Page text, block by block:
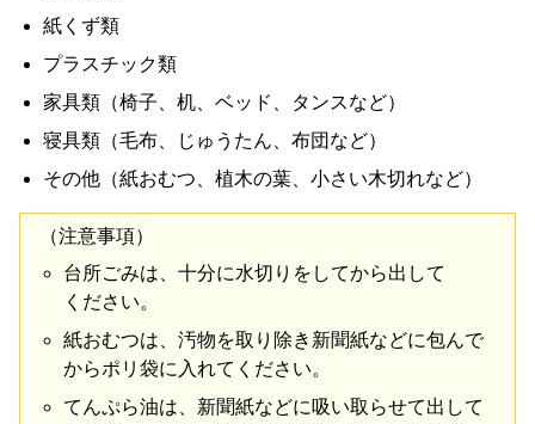
紙くず類
プラスチック類
家具類 （椅子 机 ベッド タンスなど）
寝具類 （毛布 じゅうたん 布団 など）
その他 （紙おむつ 植木の葉 小さい木切れなど）
（注意事項）
台所ごみは 十分に水切り を してから出して
ください。
紙おむつは 汚物を取り除き 新聞紙などに包んで
からポリ 袋に 入れて ください。
てんぷら油は 新聞紙などに吸い取らせて出して